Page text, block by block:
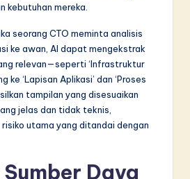
kebutuhan mereka.
seorang CTO meminta analisis
ke awan, AI dapat mengekstrak
relevan—seperti ‘Infrastruktur
ke ‘Lapisan Aplikasi’ dan ‘Proses
tampilan yang disesuaikan
jelas dan tidak teknis,
utama yang ditandai dengan
Daya